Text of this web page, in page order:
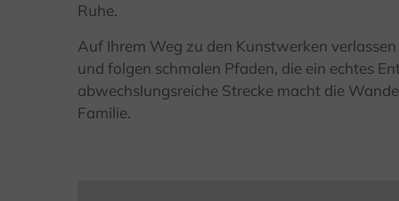
Ruhe.
Auf Ihrem Weg zu den Kunstwerken
und folgen schmalen Pfaden, die ein echtes
abwechslungsreiche Strecke macht die
Familie.